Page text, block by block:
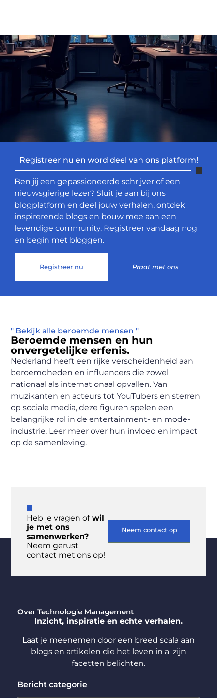
Registreer nu en word deel van ons platform!
Ben jij een gepassioneerde schrijver of een
nieuwsgierige lezer? Sluit je aan bij ons
blogplatform en deel jouw verhalen, ontdek
inspirerende blogs en bouw mee aan een
levendige community. Registreer vandaag nog
en begin met bloggen.
Registreer nu Praat met ons
" Bekijk alle beroemde mensen "
Beroemde mensen en hun
onvergetelijke erfenis.
Nederland heeft een rijke verscheidenheid aan
beroemdheden en influencers die zowel
nationaal als internationaal opvallen. Van
muzikanten en acteurs tot YouTubers en sterren
op sociale media, deze figuren spelen een
belangrijke rol in de entertainment- en mode-
industrie. Leer meer over hun invloed en impact
op de samenleving.
Heb je vragen ofwil
je met ons
samenwerken?
Neem gerust
contact met ons op!
Neem contact op
Over Technologie Management
Inzicht, inspiratie en echte verhalen.
Laat je meenemen door een breed scala aan
blogs en artikelen die het leven in al zijn
facetten belichten.
Bericht categorie